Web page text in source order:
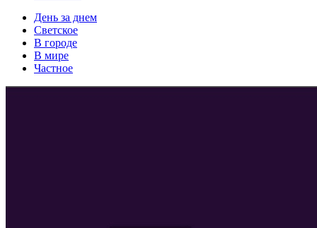
День за днем
Светское
В городе
В мире
Частное